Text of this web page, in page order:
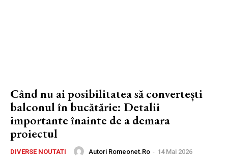
Când nu ai posibilitatea să convertești
balconul în bucătărie: Detalii
importante înainte de a demara
proiectul
DIVERSE NOUTATI Autori Romeonet.ro - 14 Mai 2026